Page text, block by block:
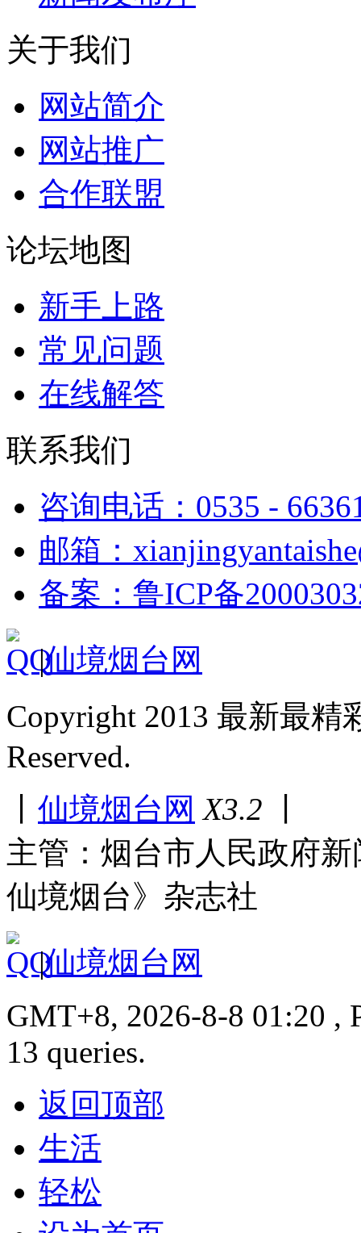
关于我们
网站简介
网站推广
合作联盟
论坛地图
新手上路
常见问题
在线解答
联系我们
咨询电话：0535 -
邮箱：
备案：鲁ICP备
|仙境烟台网
Copyright 2013 最新最
Reserved.
仙境烟台网 X3.2
主管：烟台市人民政府
仙境烟台》杂志社
|仙境烟台网
GMT+8, 2026-8-8 01:20 ,
13 queries.
返回顶部
生活
轻松